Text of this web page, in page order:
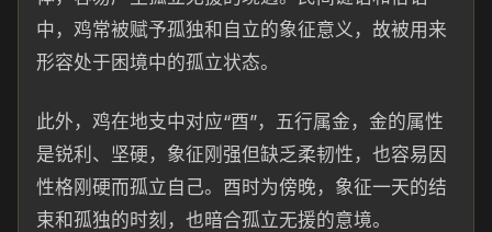
中，鸡常被赋予孤独和自立的象征意义，故被用来
形容处于困境中的孤立状态。
此外，鸡在地支中对应“酉”，五行属金，金的属性
是锐利、坚硬，象征刚强但缺乏柔韧性，也容易因
性格刚硬而孤立自己。酉时为傍晚，象征一天的结
束和孤独的时刻，也暗合孤立无援的意境。